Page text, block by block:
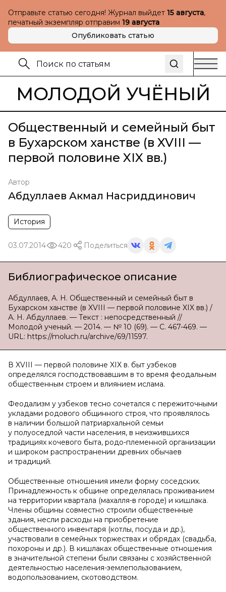
Отправьте статью сегодня! Журнал выйдет 15 августа,
печатный экземпляр отправим 19 августа
Опубликовать статью
МОЛОДОЙ УЧЁНЫЙ
Общественный и семейный быт
в Бухарском ханстве (в XVIII —
первой половине XIX вв.)
Автор
Абдуллаев Акмал Насриддинович
История
03.07.2014 420 Поделиться
Библиографическое описание
Абдуллаев, А. Н. Общественный и семейный быт в
Бухарском ханстве (в XVIII — первой половине XIX вв.) /
А. Н. Абдуллаев. — Текст : непосредственный //
Молодой ученый. — 2014. — № 10 (69). — С. 467-469. —
URL: https://moluch.ru/archive/69/11597.
В XVIII — первой половине XIX в. быт узбеков
определялся господствовавшим в то время феодальным
общественным строем и влиянием ислама.
Феодализм у узбеков тесно сочетался с пережиточными
укладами родового общинного строя, что проявлялось
в наличии большой патриархальной семьи
у полуоседлой части населения, в неизжившихся
традициях кочевого быта, родо-племенной организации
и широком распространении древних обычаев
и традиций.
Общественные отношения имели форму соседских.
Принадлежность к общине определялась проживанием
на территории квартала (махалля-в городе) и кишлака.
Члены общины совместно строили общественные
здания, несли расходы на приобретение
общественного инвентаря (котлы, посуда и др.),
участвовали в семейных торжествах и обрядах (свадьба,
похороны и др.). В кишлаках общественные отношения
в значительной степени были связаны с хозяйственной
деятельностью населения-землепользованием,
водопользованием, скотоводством.